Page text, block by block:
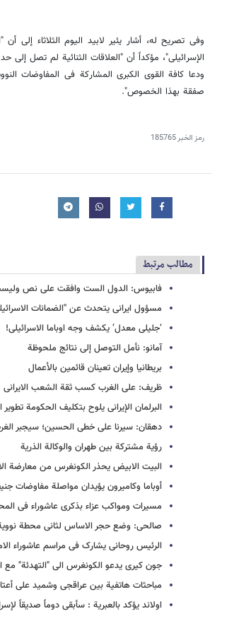
وفی تصریح له، أشار یئیر لابید الیوم الثلاثاء إلى
الإسرائیلی"، مؤکداً أن "العلاقات الثنائیة لم تصل إلى
ودعا کافة القوى الکبرى المشارکة فی المفاوضات
صفقة بهذا الخصوص".
رمز الخبر185765
مطالب مرتبط
فابیوس: الدول الست وافقت على نص
مسؤول ایرانی یتحدث عن "الضمانات
‘جلیلی معدل’ یکشف وجه اوباما الاسرائیلی!
آمانو: نأمل التوصل إلی نتائج ملحوظة
بریطانیا وإیران تعینان قائمین بالأعمال
ظریف: علی الغرب کسب ثقة الشعب الایرانی
البرلمان الإیرانی یلوح بتکلیف الحکومة تطویر
دهقان: سیرنا على خطى الحسین؛ سیجبر
رؤیة مشترکة بین طهران والوکالة الذریة
البیت الابیض یحذر الکونغرس من معارضة
أوباما وکامیرون یؤیدان مواصلة مفاوضات
مسیرات ومواکب عزاء بذکرى عاشوراء فی
صالحی: وضع حجر الاساس لثانی محطة نوویة
الرئیس روحانی یشارک فی مراسم عاشوراء
جون کیری یدعو الکونغرس الى "التهدئة" مع
مباحثات هاتفیة بین عراقجی وشمید على
اولاند یؤکد بالعبریة : سأبقى دوماً صدیقاً